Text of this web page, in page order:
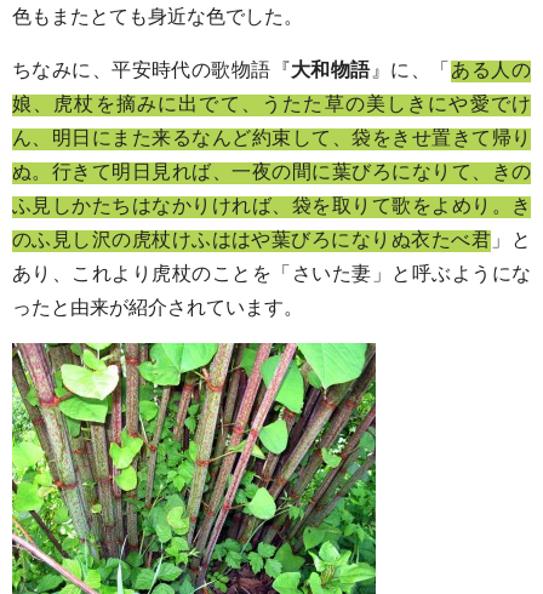
色もまたとても身近な色でした。
ちなみに、平安時代の歌物語『大和物語』に、「ある人の
娘、虎杖を摘みに出でて、うたた草の美しきにや愛でけ
ん、明日にまた来るなんど約束して、袋をきせ置きて帰り
ぬ。行きて明日見れば、一夜の間に葉びろになりて、きの
ふ見しかたちはなかりければ、袋を取りて歌をよめり。き
のふ見し沢の虎杖けふははや葉びろになりぬ衣たべ君 」と
あり、これより虎杖のことを「さいた妻」と呼ぶようにな
ったと由来が紹介されています。